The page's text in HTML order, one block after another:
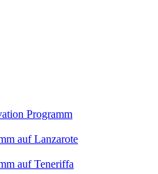
Programm
auf Lanzarote
auf Teneriffa